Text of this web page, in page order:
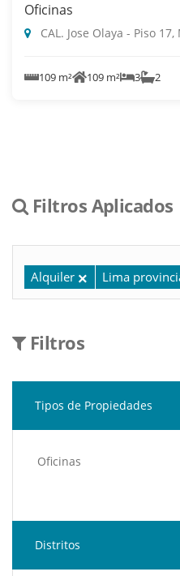
Oficinas
CAL. Jose Olaya - Piso
109 m² 109 m² 3 2
Filtros Aplicados
Alquiler Lima
Filtros
Tipos de Propiedades
Oficinas
Distritos